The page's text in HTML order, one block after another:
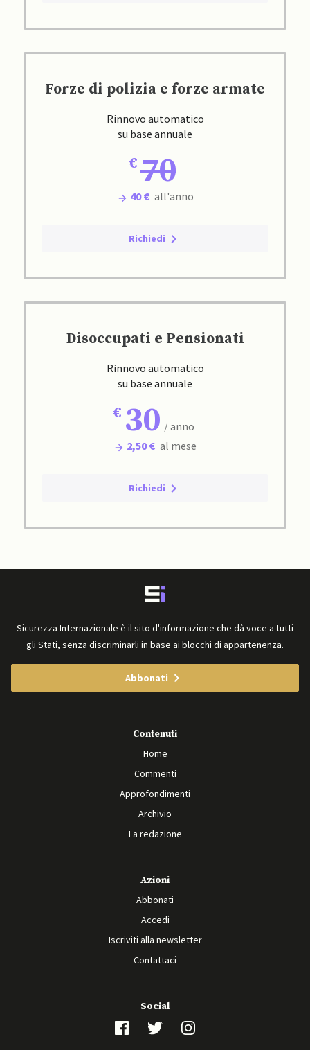
Forze di polizia e forze armate
Rinnovo automatico
su base annuale
70
40 € all'anno
Richiedi
Disoccupati e Pensionati
Rinnovo automatico
su base annuale
30 / anno
2,50 € al mese
Richiedi
Sicurezza Internazionale è il sito d'informazione che dà voce a tutti
gli Stati, senza discriminarli in base ai blocchi di appartenenza.
Abbonati
Contenuti
Home
Commenti
Approfondimenti
Archivio
La redazione
Azioni
Abbonati
Accedi
Iscriviti alla newsletter
Contattaci
Social